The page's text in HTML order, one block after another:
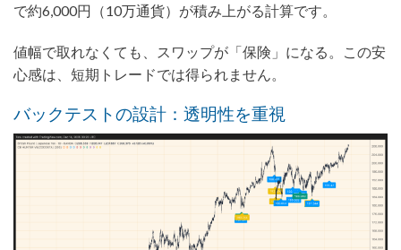
で約6,000円（10万通貨）が積み上がる計算です。
値幅で取れなくても、スワップが「保険」になる。この安
心感は、短期トレードでは得られません。
バックテストの設計：透明性を重視